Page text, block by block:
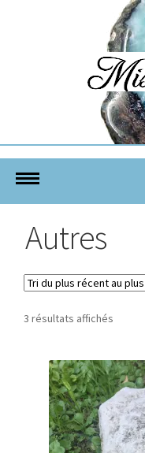
Autres
3 résultats affichés
récent
au
plus
ancien